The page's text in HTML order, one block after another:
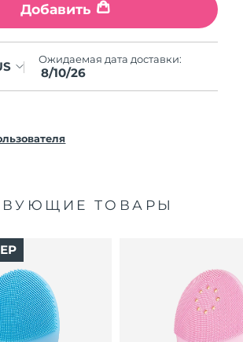
Добавить
Ожидаемая дата доставки:
8/10/26
ТОВАРЫ